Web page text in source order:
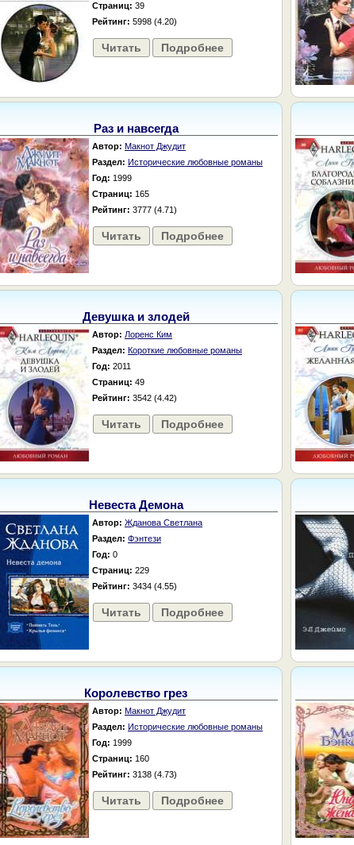
Страниц: 39
Рейтинг: 5998 (4.20)
Читать Подробнее
Раз и навсегда
Автор: Макнот Джудит
Раздел: Исторические любовные романы
Год: 1999
Страниц: 165
Рейтинг: 3777 (4.71)
Читать Подробнее
Девушка и злодей
Автор: Лоренс Ким
Раздел: Короткие любовные романы
Год: 2011
Страниц: 49
Рейтинг: 3542 (4.42)
Читать Подробнее
Невеста Демона
Автор: Жданова Светлана
Раздел: Фэнтези
Год: 0
Страниц: 229
Рейтинг: 3434 (4.55)
Читать Подробнее
Королевство грез
Автор: Макнот Джудит
Раздел: Исторические любовные романы
Год: 1999
Страниц: 160
Рейтинг: 3138 (4.73)
Читать Подробнее